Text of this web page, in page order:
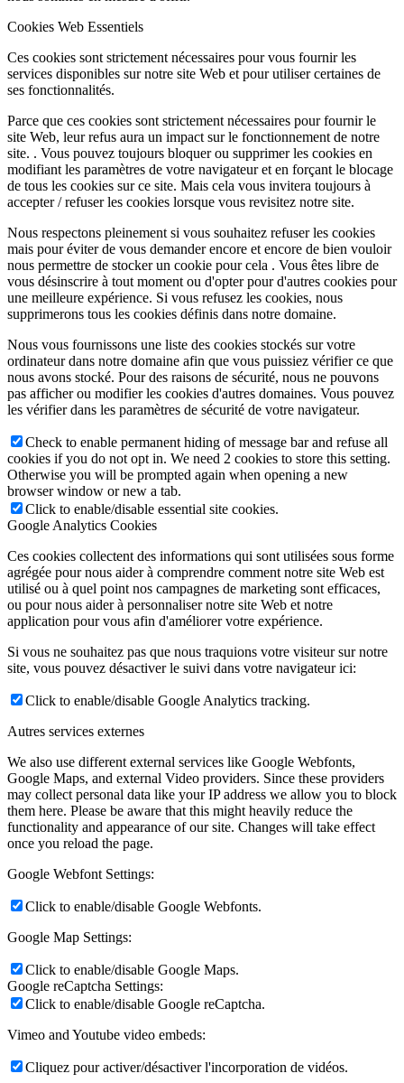
Cookies Web Essentiels
Ces cookies sont strictement nécessaires pour vous fournir les
services disponibles sur notre site Web et pour utiliser certaines de
ses fonctionnalités.
Parce que ces cookies sont strictement nécessaires pour fournir le
site Web, leur refus aura un impact sur le fonctionnement de notre
site. . Vous pouvez toujours bloquer ou supprimer les cookies en
modifiant les paramètres de votre navigateur et en forçant le blocage
de tous les cookies sur ce site. Mais cela vous invitera toujours à
accepter / refuser les cookies lorsque vous revisitez notre site.
Nous respectons pleinement si vous souhaitez refuser les cookies
mais pour éviter de vous demander encore et encore de bien vouloir
nous permettre de stocker un cookie pour cela . Vous êtes libre de
vous désinscrire à tout moment ou d'opter pour d'autres cookies pour
une meilleure expérience. Si vous refusez les cookies, nous
supprimerons tous les cookies définis dans notre domaine.
Nous vous fournissons une liste des cookies stockés sur votre
ordinateur dans notre domaine afin que vous puissiez vérifier ce que
nous avons stocké. Pour des raisons de sécurité, nous ne pouvons
pas afficher ou modifier les cookies d'autres domaines. Vous pouvez
les vérifier dans les paramètres de sécurité de votre navigateur.
Check to enable permanent hiding of message bar and refuse all
cookies if you do not opt in. We need 2 cookies to store this setting.
Otherwise you will be prompted again when opening a new
browser window or new a tab.
Click to enable/disable essential site cookies.
Google Analytics Cookies
Ces cookies collectent des informations qui sont utilisées sous forme
agrégée pour nous aider à comprendre comment notre site Web est
utilisé ou à quel point nos campagnes de marketing sont efficaces,
ou pour nous aider à personnaliser notre site Web et notre
application pour vous afin d'améliorer votre expérience.
Si vous ne souhaitez pas que nous traquions votre visiteur sur notre
site, vous pouvez désactiver le suivi dans votre navigateur ici:
Click to enable/disable Google Analytics tracking.
Autres services externes
We also use different external services like Google Webfonts,
Google Maps, and external Video providers. Since these providers
may collect personal data like your IP address we allow you to block
them here. Please be aware that this might heavily reduce the
functionality and appearance of our site. Changes will take effect
once you reload the page.
Google Webfont Settings:
Click to enable/disable Google Webfonts.
Google Map Settings:
Click to enable/disable Google Maps.
Google reCaptcha Settings:
Click to enable/disable Google reCaptcha.
Vimeo and Youtube video embeds:
Cliquez pour activer/désactiver l'incorporation de vidéos.